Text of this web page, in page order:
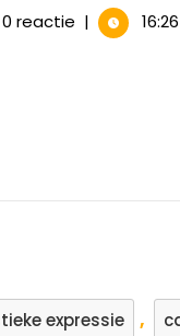
0 reactie | 16:26
expressie ,